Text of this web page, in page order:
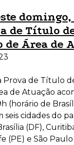
de Título
Área de
Prova de Título
de Atuação
(horário de
cidades do
(DF),
(PE) e São